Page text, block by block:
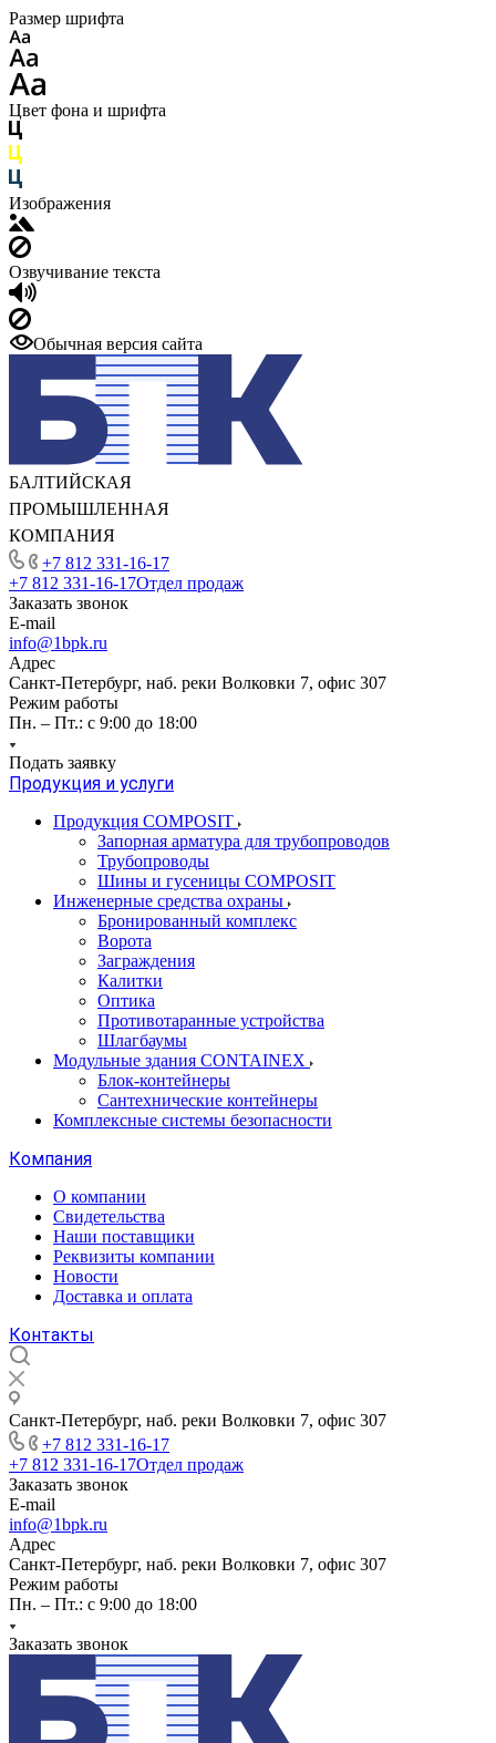
Размер шрифта
Цвет фона и шрифта
Изображения
Озвучивание текста
Обычная версия сайта
БАЛТИЙСКАЯ
ПРОМЫШЛЕННАЯ
КОМПАНИЯ
+7 812 331-16-17
+7 812 331-16-17Отдел продаж
Заказать звонок
E-mail
info@1bpk.ru
Адрес
Санкт-Петербург, наб. реки Волковки 7, офис 307
Режим работы
Пн. – Пт.: с 9:00 до 18:00
Подать заявку
Продукция и услуги
Продукция COMPOSIT
Запорная арматура для трубопроводов
Трубопроводы
Шины и гусеницы COMPOSIT
Инженерные средства охраны
Бронированный комплекс
Ворота
Заграждения
Калитки
Оптика
Противотаранные устройства
Шлагбаумы
Модульные здания CONTAINEX
Блок-контейнеры
Сантехнические контейнеры
Комплексные системы безопасности
Компания
О компании
Свидетельства
Наши поставщики
Реквизиты компании
Новости
Доставка и оплата
Контакты
Санкт-Петербург, наб. реки Волковки 7, офис 307
+7 812 331-16-17
+7 812 331-16-17Отдел продаж
Заказать звонок
E-mail
info@1bpk.ru
Адрес
Санкт-Петербург, наб. реки Волковки 7, офис 307
Режим работы
Пн. – Пт.: с 9:00 до 18:00
Заказать звонок